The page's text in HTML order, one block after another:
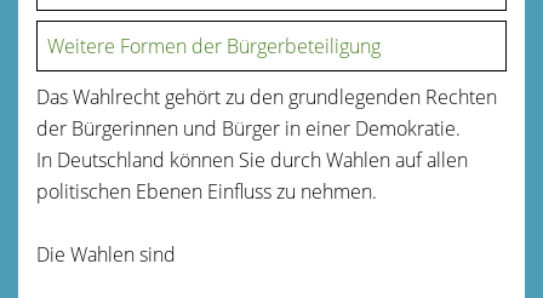
Weitere Formen der Bürgerbeteiligung
Das Wahlrecht gehört zu den grundlegenden Rechten
der Bürgerinnen und Bürger in einer Demokratie.
In Deutschland können Sie durch Wahlen auf allen
politischen Ebenen Einfluss zu nehmen.
Die Wahlen sind